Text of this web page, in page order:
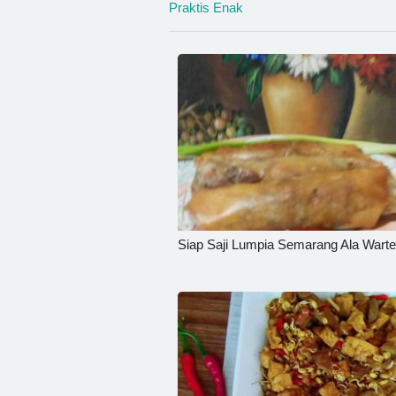
Praktis Enak
Siap Saji Lumpia Semarang Ala